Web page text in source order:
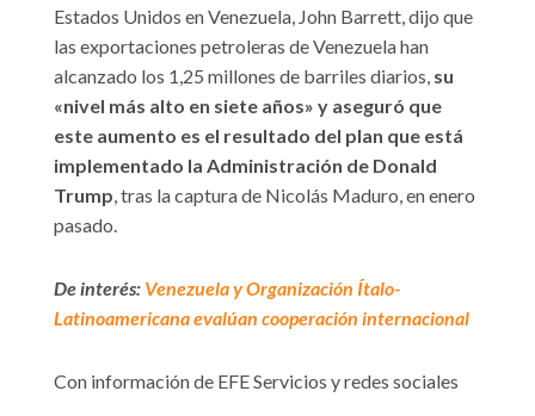
Estados Unidos en Venezuela, John Barrett, dijo que
las exportaciones petroleras de Venezuela han
alcanzado los 1,25 millones de barriles diarios, su
«nivel más alto en siete años» y aseguró que
este aumento es el resultado del plan que está
implementado la Administración de Donald
Trump, tras la captura de Nicolás Maduro, en enero
pasado.
De interés: Venezuela y Organización Ítalo-
Latinoamericana evalúan cooperación internacional
Con información de EFE Servicios y redes sociales